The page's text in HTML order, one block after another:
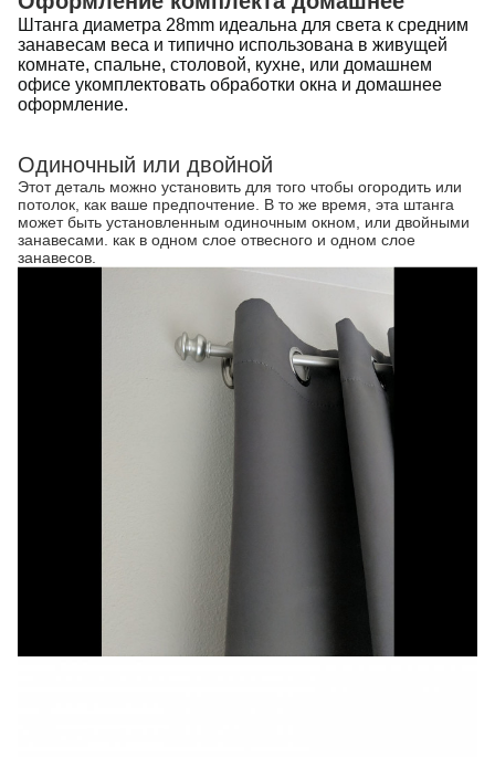
Штанга диаметра 28mm идеальна для света к средним
занавесам веса и типично использована в живущей
комнате, спальне, столовой, кухне, или домашнем
офисе укомплектовать обработки окна и домашнее
оформление.
Одиночный или двойной
Этот деталь можно установить для того чтобы огородить или
потолок, как ваше предпочтение. В то же время, эта штанга
может быть установленным одиночным окном, или двойными
занавесами. как в одном слое отвесного и одном слое
занавесов.